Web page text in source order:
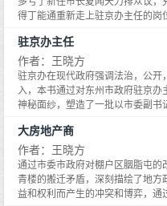
围绕解放思想必须杀出一条血路的
的阿喀琉斯之踵。小说在情感探讨
情节惊心动魄，对人物性格与命运
在新的历史条件下的执政困境，
近时代、贴近生活、贴近民生的
之作。
得丁能通重新走上驻京办主任的岗
委书记洪文山和市长夏闻天之间以
展观问题；通过药王庙社区大拆迁
湖生态难等重大事件的深刻描写
社会中的心灵嬗变。小说不动声
淋漓尽致，作品以其思想的光辉撞
驻京办主任
作者：王晓方
驻京办在现代政府强调法治，公
入，本书通过对东州市政府驻京
神秘面纱，塑造了一批以市委副书
为腐败分子的罪恶过程，生动刻画
干练的人物性格。本书以驻京办这
生动叙述了省市县三级领导干部
动，故事饱满丰沛，文字生动洒
灵魂的交响乐，给读者留下无尽的
大房地产商
作者：王晓方
通过市委市政府对棚户区胭脂屯
青楼的搬迁矛盾，深刻描绘了地
益和权利而产生的冲突和博弈，通